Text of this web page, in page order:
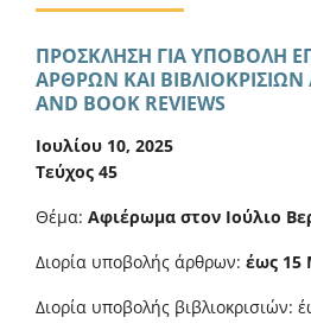
ΠΡΟΣΚΛΗΣΗ ΓΙΑ ΥΠΟΒΟΛΗ
ΑΡΘΡΩΝ ΚΑΙ ΒΙΒΛΙΟΚΡΙΣΙΩΝ /
AND BOOK REVIEWS
Ιουλίου 10, 2025
Τεύχος 45
Θέμα: Αφιέρωμα στον Ιούλιο
Διορία υποβολής άρθρων: έως 15
Διορία υποβολής βιβλιοκρισιών: